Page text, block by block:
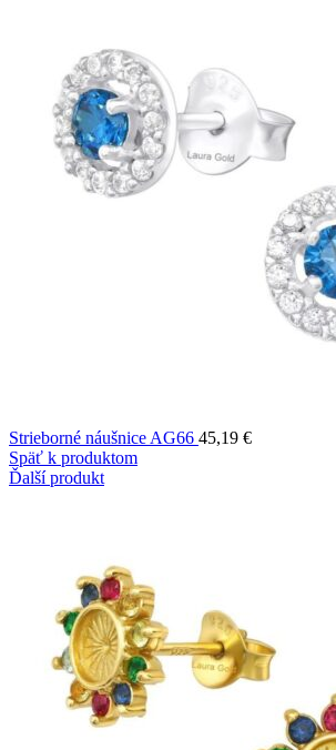
Strieborné náušnice AG66 45,19 €
Späť k produktom
Ďalší produkt